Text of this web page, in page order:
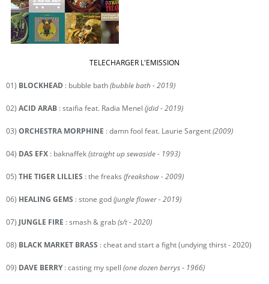
TELECHARGER L'EMISSION
01) BLOCKHEAD : bubble bath(bubble bath - 2019)
02) ACID ARAB : staifia feat. Radia Menel (jdid - 2019)
03) ORCHESTRA MORPHINE : damn fool feat. Laurie Sargent(2009)
04) DAS EFX : baknaffek(straight up sewaside - 1993)
05) THE TIGER LILLIES : the freaks (freakshow - 2009)
06) HEALING GEMS : stone god(jungle flower - 2019)
07) JUNGLE FIRE : smash & grab(s/t - 2020)
08) BLACK MARKET BRASS : cheat and start a fight (undying thirst - 2020)
09) DAVE BERRY: casting my spell (one dozen berrys - 1966)